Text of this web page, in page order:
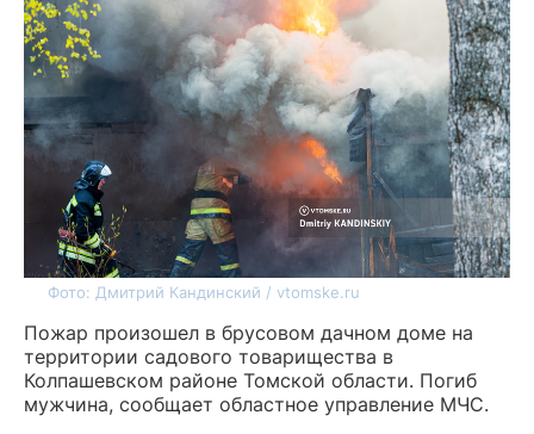
Фото: Дмитрий Кандинский / vtomske.ru
Пожар произошел в брусовом дачном доме на
территории садового товарищества в
Колпашевском районе Томской области. Погиб
мужчина, сообщает областное управление МЧС.